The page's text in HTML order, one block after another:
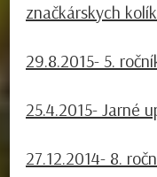
značkárskych
29.8.2015- 5.
25.4.2015- Jarné
27.12.2014- 8.